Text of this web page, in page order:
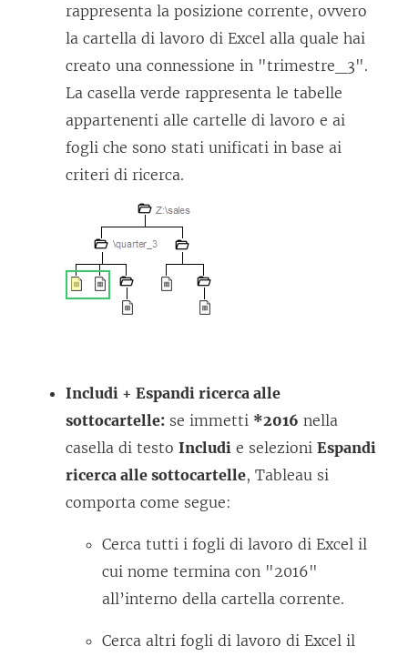
rappresenta la posizione corrente, ovvero
la cartella di lavoro di Excel alla quale hai
creato una connessione in "trimestre_3".
La casella verde rappresenta le tabelle
appartenenti alle cartelle di lavoro e ai
fogli che sono stati unificati in base ai
criteri di ricerca.
Includi + Espandi ricerca alle
sottocartelle: se immetti *2016 nella
casella di testo Includi e selezioni Espandi
ricerca alle sottocartelle, Tableau si
comporta come segue:
Cerca tutti i fogli di lavoro di Excel il
cui nome termina con "2016"
all’interno della cartella corrente.
Cerca altri fogli di lavoro di Excel il